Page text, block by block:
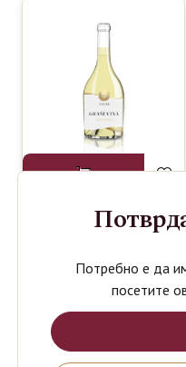
SPECIALПотребно е да
посетите